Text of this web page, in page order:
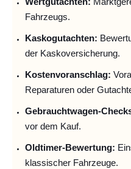
Fahrzeugs.
Kaskogutachten:
der Kaskoversicherung.
Kostenvoranschlag:
Reparaturen oder
Gebrauchtwagen-
vor dem Kauf.
Oldtimer-Bewertung:
klassischer Fahrzeuge.